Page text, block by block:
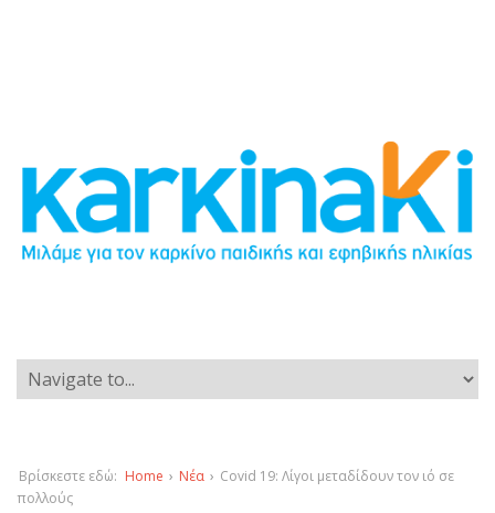
Βρίσκεστε εδώ: Home › Νέα › Covid 19: Λίγοι μεταδίδουν τον ιό σε
πολλούς